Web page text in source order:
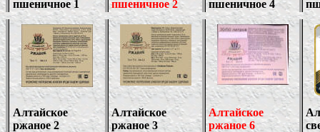
пшеничное 1
пшеничное 2
пшеничное 4
Алтайское
ржаное 2
Алтайское
ржаное3
Алтайское
ржаное 6